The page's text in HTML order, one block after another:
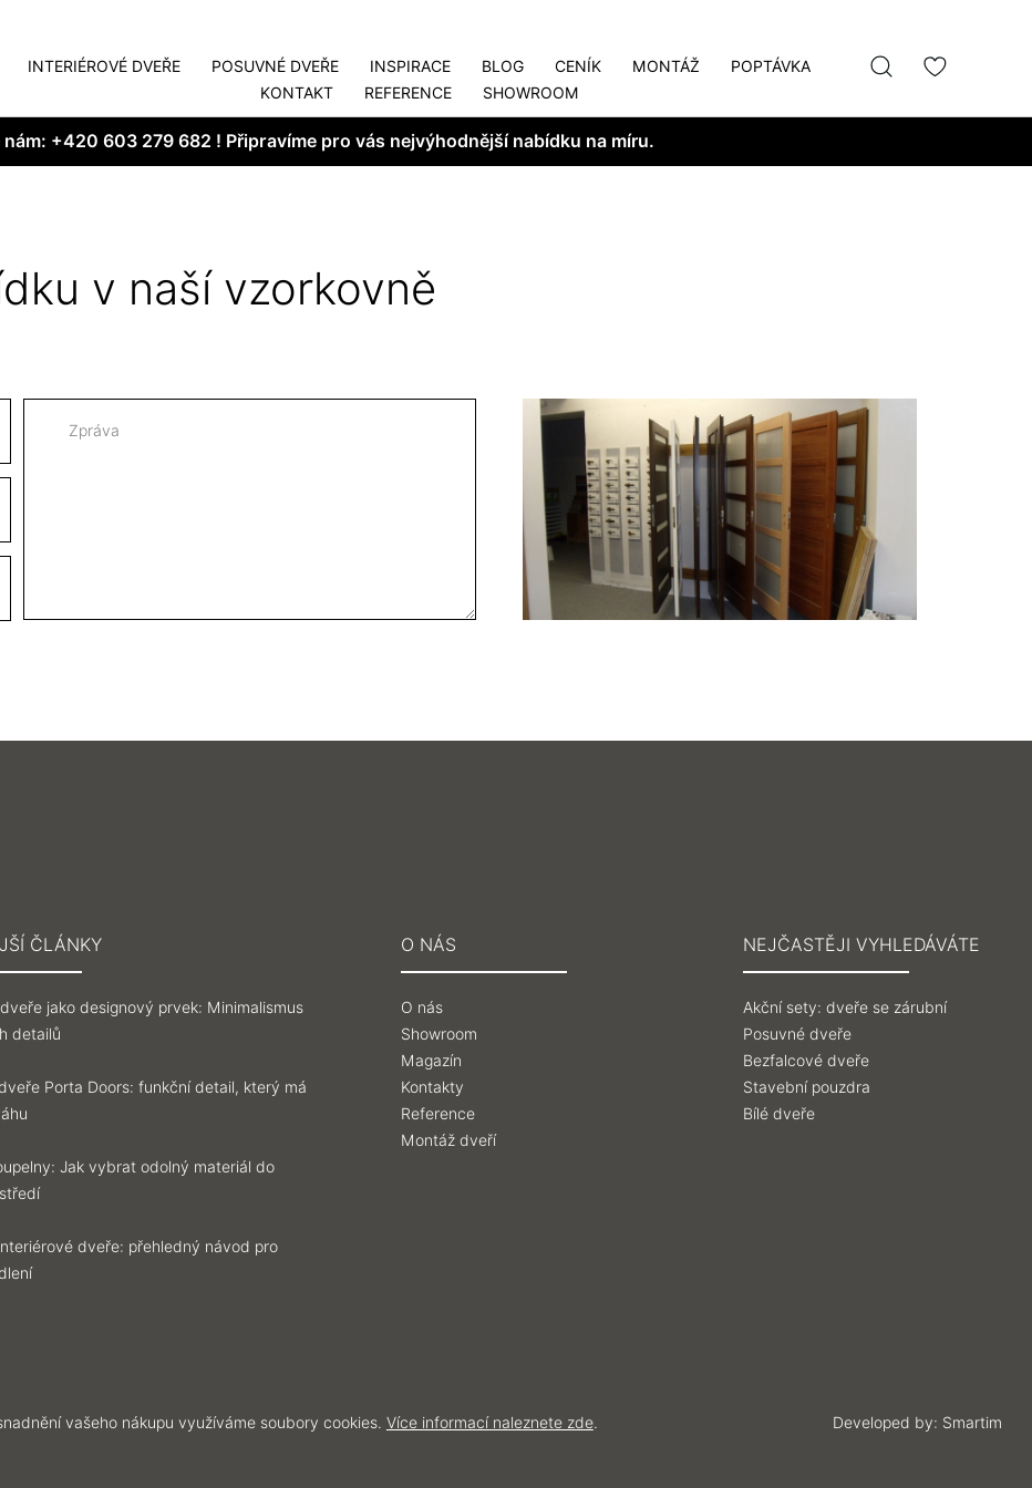
INTERIÉROVÉ DVEŘE POSUVNÉ DVEŘE INSPIRACE BLOG CENÍK MONTÁŽ
POPTÁVKA
KONTAKT
REFERENCE SHOWROOM
+420 603 279 682 ! Připravíme pro vás nejvýhodnější nabídku na míru.
v naší vzorkovně
ČLÁNKY
jako designový prvek: Minimalismus
detailů
Porta Doors: funkční detail, který má
Jak vybrat odolný materiál do
dveře: přehledný návod pro
O NÁS
O nás
Showroom
Magazín
Kontakty
Reference
Montáž dveří
NEJČASTĚJI VYHLEDÁVÁTE
Akční sety: dveře se zárubní
Posuvné dveře
Bezfalcové dveře
Stavební pouzdra
Bílé dveře
vašeho nákupu využíváme soubory cookies. Více informací naleznete zde. Developed by: Smartim